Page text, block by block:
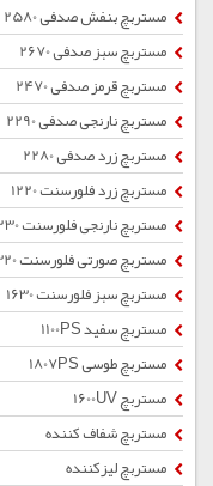
مستربچ بنفش صدفی 2580
مستربچ سبز صدفی 2670
مستربچ قرمز صدفی 2470
مستربچ نارنجی صدفی 2290
مستربچ زرد صدفی 2280
مستربچ زرد فلورسنت 1220
مستربچ نارنجی فلورسنت 1230
مستربچ صورتی فلورسنت 1320
مستربچ سبز فلورسنت 1630
مستربچ سفید 1100PS
مستربچ طوسی 1807PS
مستربچ 1600UV
مستربچ شفاف کننده
مستربچ لیزکننده